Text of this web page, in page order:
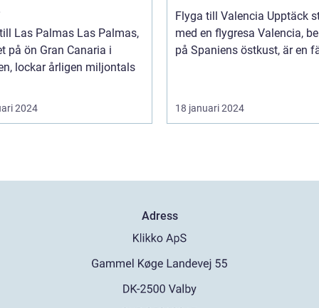
Palmas Las Palmas,
på ön Gran Canaria i
lockar årligen miljontals
2024
Flyga till Valencia Upptäck staden
med en flygresa Valencia, beläget
på Spaniens östkust, är en
18 januari 2024
Adress